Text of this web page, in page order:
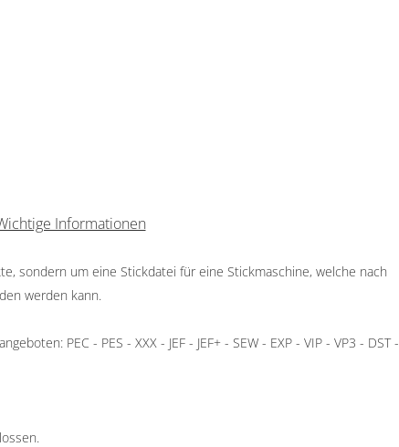
Informationen
sondern um eine Stickdatei für eine Stickmaschine, welche nach
werden kann.
PEC - PES - XXX - JEF - JEF+ - SEW - EXP - VIP - VP3 - DST -